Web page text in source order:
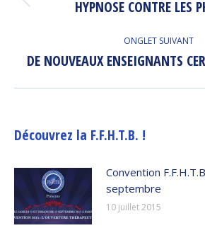
commentaire
Onglet
HYPNOSE CONTRE LES
ONGLET SUIVANT
Onglet
DE NOUVEAUX ENSEIGNANTS
Découvrez la F.F.H.T.B. !
Convention
septembre
10 juillet 2015